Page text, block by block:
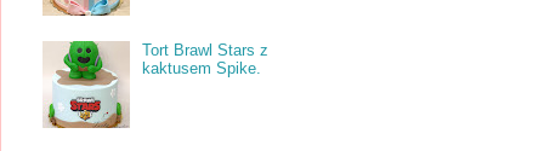
Tort Brawl Stars z
kaktusem Spike.